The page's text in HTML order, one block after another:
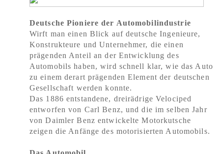
Deutsche Pioniere der Automobilindustrie
Wirft man einen Blick auf deutsche Ingenieure,
Konstrukteure und Unternehmer, die einen
prägenden Anteil an der Entwicklung des
Automobils haben, wird schnell klar, wie das Auto
zu einem derart prägenden Element der deutschen
Gesellschaft werden konnte.
Das 1886 entstandene, dreirädrige Velociped
entworfen von Carl Benz, und die im selben Jahr
von Daimler Benz entwickelte Motorkutsche
zeigen die Anfänge des motorisierten Automobils.